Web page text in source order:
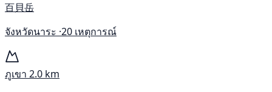
百貝岳
จังหวัดนาระ ·20 เหตุการณ์
ภูเขา 2.0 km